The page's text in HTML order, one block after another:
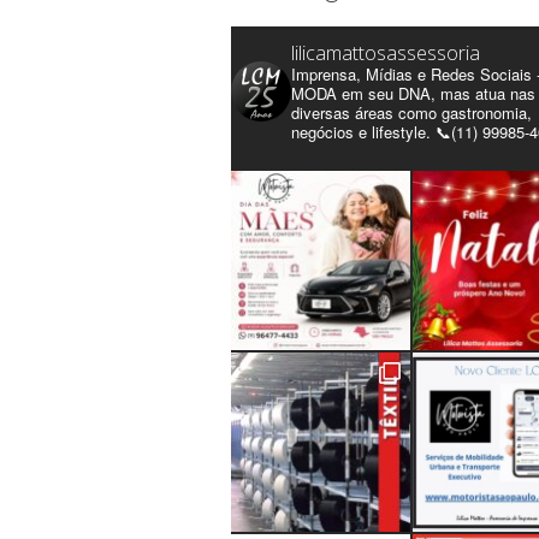
lilicamattosassessoria
Imprensa, Mídias e Redes Sociais
MODA em seu DNA, mas atua
diversas áreas como gastronomia,
negócios e lifestyle. 📞(11) 99985-